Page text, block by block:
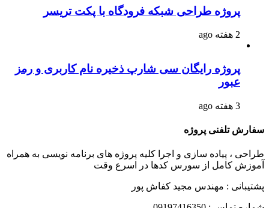
پروژه طراحی شبکه فرودگاه با پکت تریسر
2 هفته ago
پروژه رایگان سی شارپ ذخیره نام کاربری و رمز
عبور
3 هفته ago
سفارش تلفنی پروژه
طراحی ، پیاده سازی و اجرا کلیه پروژه های برنامه نویسی به همراه
آموزش کامل از سورس کدها در اسرع وقت
پشتیبانی : مهندس مجید کفاش پور